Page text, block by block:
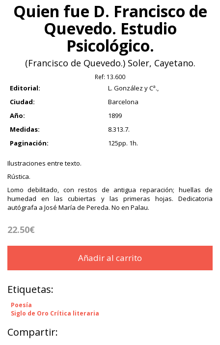
Quien fue D. Francisco de
Quevedo. Estudio
Psicológico.
(Francisco de Quevedo.) Soler, Cayetano.
Ref: 13.600
Editorial:
L. González y Cª.,
Ciudad:
Barcelona
Año:
1899
Medidas:
8.313.7.
Paginación:
125pp. 1h.
Ilustraciones entre texto.
Rústica.
Lomo debilitado, con restos de antigua reparación; huellas de
humedad en las cubiertas y las primeras hojas. Dedicatoria
autógrafa a José María de Pereda. No en Palau.
22.50€
Añadir al carrito
Etiquetas:
Poesía
Siglo de Oro Crítica literaria
Compartir: